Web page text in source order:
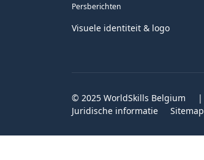
Persberichten
Visuele identiteit & logo
© 2025 WorldSkills Belgium |
Juridische informatie
Sitemap